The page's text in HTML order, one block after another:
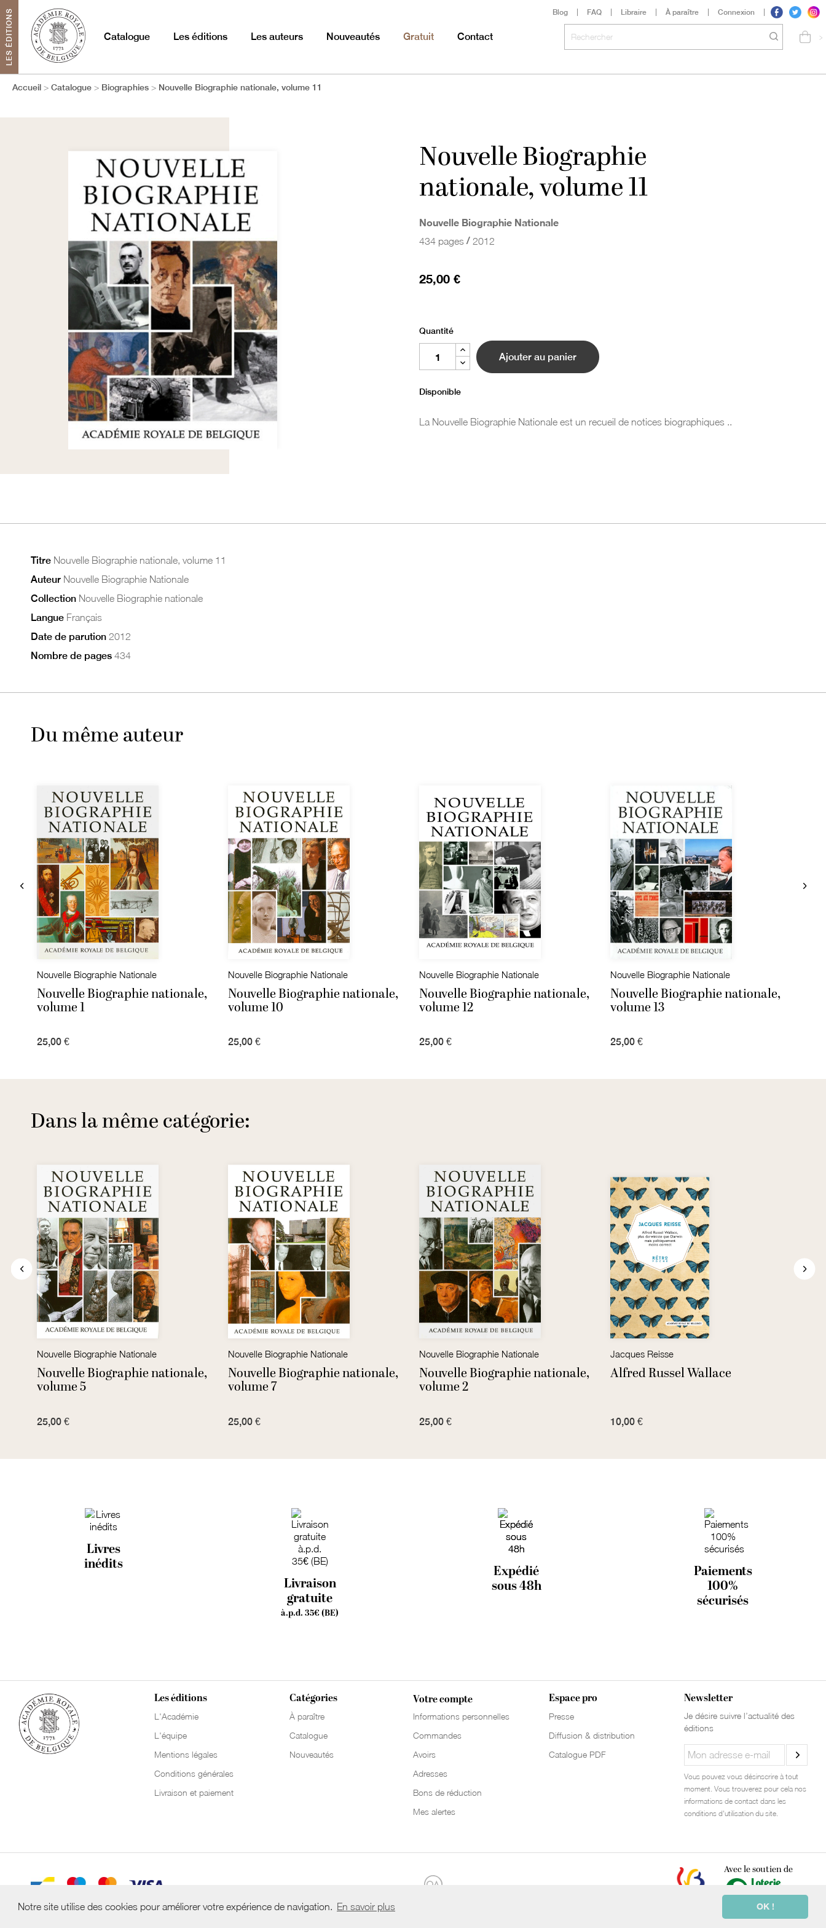
Notre site utilise des cookies pour améliorer votre expérience de navigation. En savoir plus OK !
Blog FAQ Libraire À paraître Connexion
LES ÉDITIONS Catalogue Les éditions Les auteurs Nouveautés Gratuit Contact >
Accueil Catalogue Biographies Nouvelle Biographie nationale, volume 11
Nouvelle Biographie
nationale, volume 11
Nouvelle Biographie Nationale
434 pages / 2012
25,00 €
Quantité
Ajouter au panier
Disponible
La Nouvelle Biographie Nationale est un recueil de notices biographiques ..
Titre Nouvelle Biographie nationale, volume 11
Auteur Nouvelle Biographie Nationale
Collection Nouvelle Biographie nationale
Langue Français
Date de parution 2012
Nombre de pages 434
Du même auteur
Nouvelle Biographie Nationale
Nouvelle Biographie nationale,
volume 1
25,00 €
Nouvelle Biographie Nationale
Nouvelle Biographie nationale,
volume 10
25,00 €
Nouvelle Biographie Nationale
Nouvelle Biographie nationale,
volume 12
25,00 €
Nouvelle Biographie Nationale
Nouvelle Biographie nationale,
volume 13
25,00 €
Dans la même catégorie:
Nouvelle Biographie Nationale
Nouvelle Biographie nationale,
volume 5
25,00 €
Nouvelle Biographie Nationale
Nouvelle Biographie nationale,
volume 7
25,00 €
Nouvelle Biographie Nationale
Nouvelle Biographie nationale,
volume 2
25,00 €
Jacques Reisse
Alfred Russel Wallace
10,00 €
Livres
inédits
Livraison
gratuite
à.p.d. 35€ (BE)
Expédié
sous 48h
Paiements
100%
sécurisés
Les éditions
L'Académie
L'équipe
Mentions légales
Conditions générales
Livraison et paiement
Catégories
À paraître
Catalogue
Nouveautés
Votre compte
Informations personnelles
Commandes
Avoirs
Adresses
Bons de réduction
Mes alertes
Espace pro
Presse
Diffusion & distribution
Catalogue PDF
Newsletter
Je désire suivre l’actualité des
éditions
Vous pouvez vous désinscrire à tout
moment. Vous trouverez pour cela nos
informations de contact dans les
conditions d'utilisation du site.
Avec le soutien de